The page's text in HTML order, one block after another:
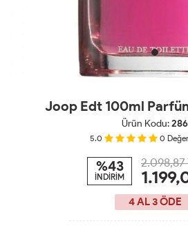
Joop Edt 100ml
Ürün Kodu:286
5.0 0
%43
İNDİRİM
2.098,87
4 AL 3 ÖDE